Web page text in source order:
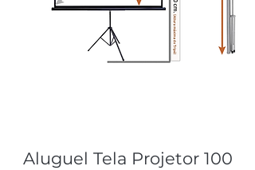
Aluguel Tela Projetor 100